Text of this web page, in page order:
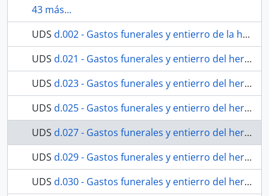
43 más...
UDS d.002 - Gastos funerales y entierro de la hermana Ana María Fernández.
UDS d.021 - Gastos funerales y entierro del hermano y Presbíero Guillermo Moreno y Galindo.
UDS d.023 - Gastos funerales y entierro del hermano y Presbíero Guillermo Moreno y Galindo.
UDS d.025 - Gastos funerales y entierro del hermano y Presbíero Guillermo Moreno y Galindo.
UDS d.027 - Gastos funerales y entierro del hermano y Presbíero Guillermo Moreno y Galindo.
UDS d.029 - Gastos funerales y entierro del hermano José Francisco Rubio.
UDS d.030 - Gastos funerales y entierro del hermano José Francisco Rubio.